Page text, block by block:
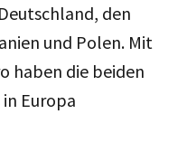
den
und Polen. Mit
haben die beiden
Europa